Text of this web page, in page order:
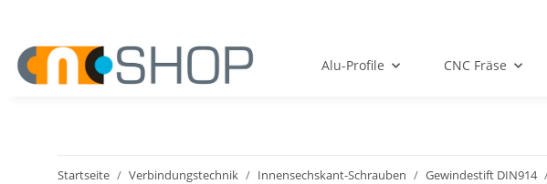
Alu-Profile CNC Fräse
Startseite Verbindungstechnik Innensechskant-Schrauben Gewindestift DIN914